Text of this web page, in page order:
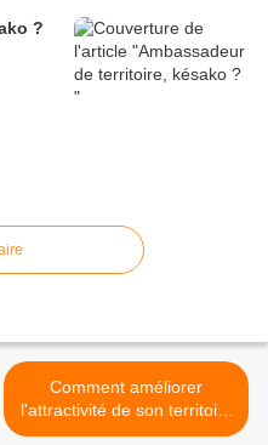
?
Comment améliorer
l'attractivité de son territoire
sur le marché allemand ? >